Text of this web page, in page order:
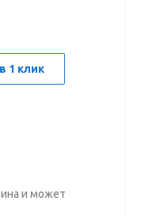
1 клик
и может